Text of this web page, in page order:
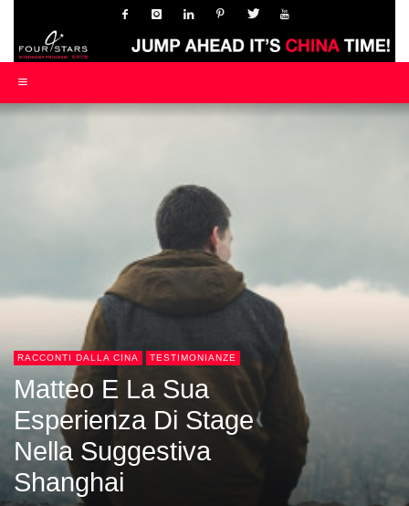
RACCONTI DALLA CINA TESTIMONIANZE
Matteo E La Sua
Esperienza Di Stage
Nella Suggestiva
Shanghai